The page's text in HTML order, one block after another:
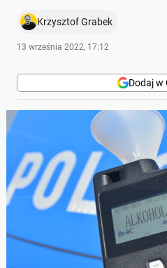
Krzysztof Grabek
13 września 2022, 17:12
Dodaj w